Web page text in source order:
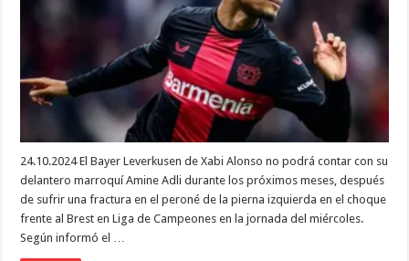
24.10.2024 El Bayer Leverkusen de Xabi Alonso no podrá contar con su
delantero marroquí Amine Adli durante los próximos meses, después
de sufrir una fractura en el peroné de la pierna izquierda en el choque
frente al Brest en Liga de Campeones en la jornada del miércoles.
Según informó el …